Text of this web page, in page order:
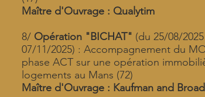
Maître d'Ouvrage : Qualytim
8/ Opération "BICHAT" (du 25/08/
07/11/2025) : Accompagnement du
phase ACT sur une opération
logements au Mans (72)
Maître d'Ouvrage : Kaufman and Broad